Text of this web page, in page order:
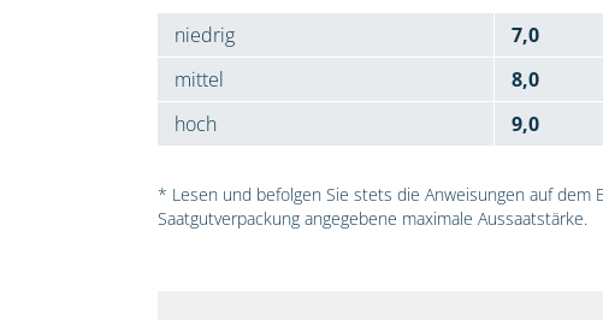
niedrig
7,0
mittel
8,0
hoch
9,0
* Lesen und befolgen Sie stets die Anweisungen auf
Saatgutverpackung angegebene maximale Aussaatstärke.